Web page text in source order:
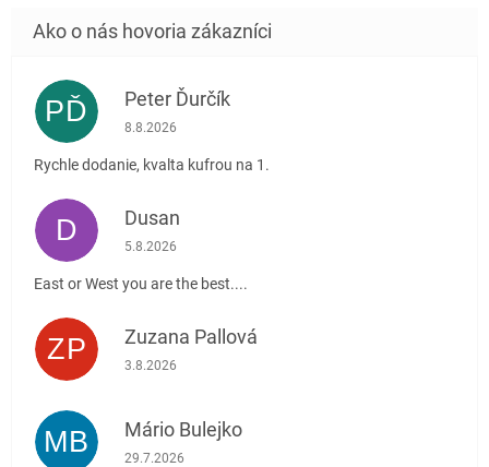
PĎ Peter Ďurčík
Hodnotenie obchodu je 5 z 5 hviezdičiek.
8.8.2026
Rychle dodanie, kvalta kufrou na 1.
D Dusan
Hodnotenie obchodu je 5 z 5 hviezdičiek.
5.8.2026
East or West you are the best....
ZP Zuzana Pallová
Hodnotenie obchodu je 5 z 5 hviezdičiek.
3.8.2026
MB Mário Bulejko
Hodnotenie obchodu je 5 z 5 hviezdičiek.
29.7.2026